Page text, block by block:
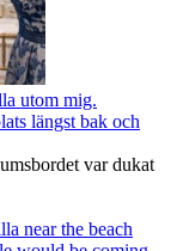
utom mig.
längst bak och
var dukat
near the beach